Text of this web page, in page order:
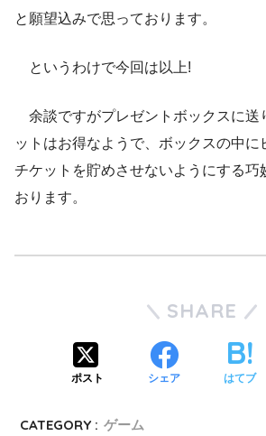
と願望込みで思っております。
というわけで今回は以上!
余談ですがプレゼントボックスに送
ットはお得なようで、ボックスの中に
チケットを貯めさせないようにする巧
おります。
SHARE
ポスト シェア はてブ
CATEGORY : ゲーム